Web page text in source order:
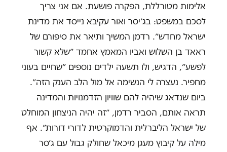
אלימות מטורללת, הפקרה פושעת. אם אני צריך
לסכם במשפט: בג׳יסר ואור עקיבא נייסד את מדינת
ישראל מחדש״. רדמן המשיך ותיאר את סיפורם של
ראאד בן השלוש ואביו המאמץ אחמד ״שלא קשור
לפשע״, הדגיש, ולו תשעה ילדים נוספים ״שחיים בעוני
מחפיר. נעצרה לי הנשימה אל מול הלב הענק הזה״.
ביום שנדאג שיהיה להם שוויון הזדמנויות והמדינה
תראה אותם, הסביר רדמן, ״זה יהיה הניצחון המוחלט
של ישראל הליברלית והדמוקרטית לדורי דורות״. אף
מילה על קיבוץ מעגן מיכאל שחולק גבול עם ג׳סר